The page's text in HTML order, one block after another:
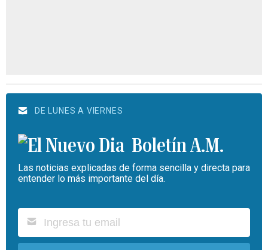
DE LUNES A VIERNES
Boletín A.M.
Las noticias explicadas de forma sencilla y directa para
entender lo más importante del día.